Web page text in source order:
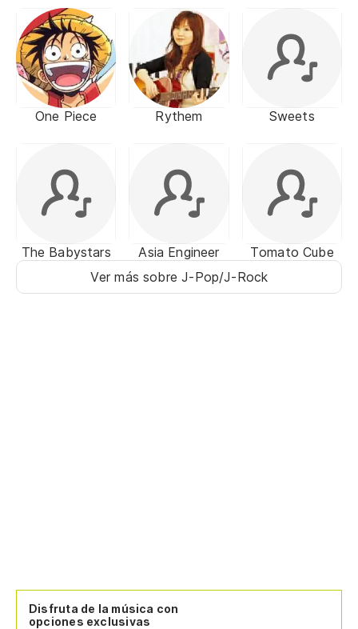
One Piece Rythem Sweets
The Babystars Asia Engineer
Tomato Cube
Ver más sobre J-Pop/J-Rock
Disfruta de la música con
opciones exclusivas